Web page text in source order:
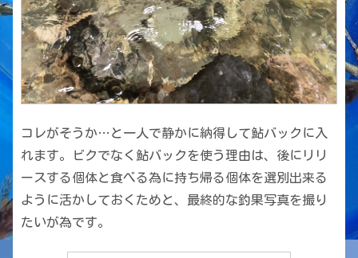
コレがそうか…と一人で静かに納得して鮎バックに入
れます。ビクでなく鮎バックを使う理由は、後にリリ
ースする個体と食べる為に持ち帰る個体を選別出来る
ように活かしておくためと、最終的な釣果写真を撮り
たいが為です。